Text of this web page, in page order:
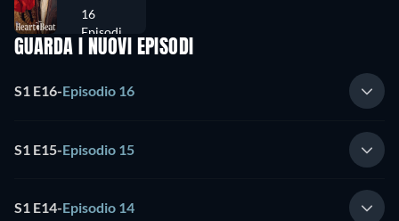
16
Episodi
GUARDA I NUOVI EPISODI
S1 E16-Episodio 16
S1 E15-Episodio 15
S1 E14-Episodio 14